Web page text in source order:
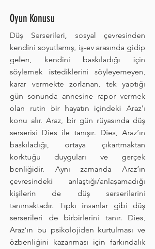
Oyun Konusu
Düş Serserileri, sosyal çevresinden
kendini soyutlamış, iş-ev arasında gidip
gelen, kendini baskıladığı için
söylemek istediklerini söyleyemeyen,
karar vermekte zorlanan, tek yaptığı
gün sonunda annesine rapor vermek
olan rutin bir hayatın içindeki Araz’ı
konu alır. Araz, bir gün rüyasında düş
serserisi Dies ile tanışır. Dies, Araz’ın
baskıladığı, ortaya çıkartmaktan
korktuğu duyguları ve gerçek
benliğidir. Aynı zamanda Araz’ın
çevresindeki anlaştığı/anlaşamadığı
kişilerin de düş serserilerini
tanımaktadır. Tıpkı insanlar gibi düş
serserileri de birbirlerini tanır. Dies,
Araz’ın bu psikolojiden kurtulması ve
özbenliğini kazanması için farkındalık